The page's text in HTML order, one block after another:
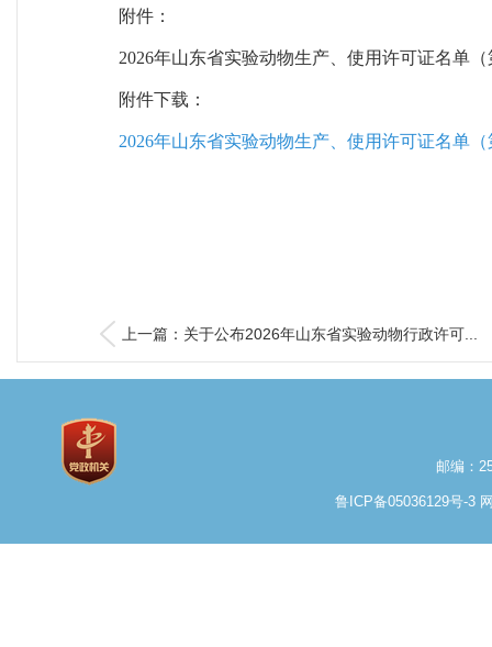
附件：
2026年山东省实验动物生产、使用许可证名单
附件下载：
2026年山东省实验动物生产、使用许可证名单（
上一篇：关于公布2026年山东省实验动物行政许可...
邮编：
鲁ICP备05036129号-3